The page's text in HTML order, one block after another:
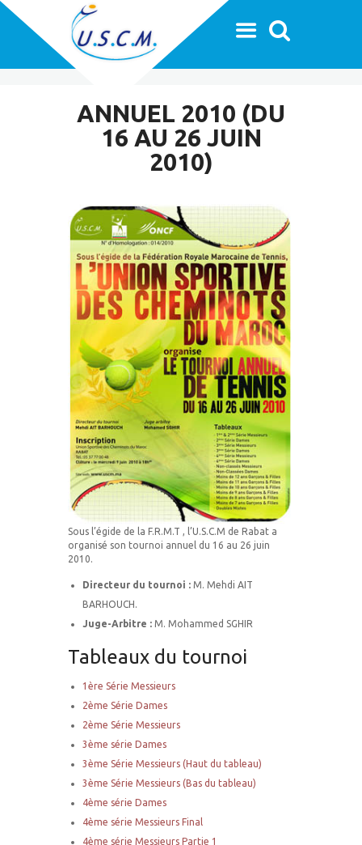
ANNUEL 2010 (DU
16 AU 26 JUIN
2010)
Sous l’égide de la F.R.M.T , l’U.S.C.M de Rabat a
organisé son tournoi annuel du 16 au 26 juin
2010.
Directeur du tournoi : M. Mehdi AIT
BARHOUCH.
Juge-Arbitre : M. Mohammed SGHIR
Tableaux du tournoi
1ère Série Messieurs
2ème Série Dames
2ème Série Messieurs
3ème série Dames
3ème Série Messieurs (Haut du tableau)
3ème Série Messieurs (Bas du tableau)
4ème série Dames
4ème série Messieurs Final
4ème série Messieurs Partie 1